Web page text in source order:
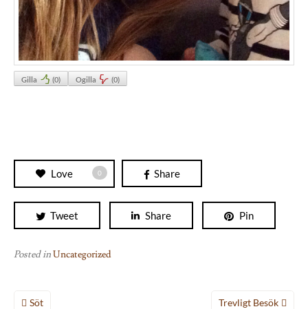
Gilla (0) Ogilla (0)
Love 0 Share
Tweet Share Pin
Posted inUncategorized
Inläggsnavigering
Söt Trevligt Besök